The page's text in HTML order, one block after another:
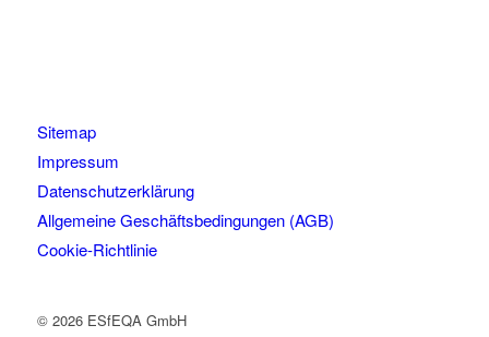
Sitemap
Impressum
Datenschutzerklärung
Allgemeine Geschäftsbedingungen (AGB)
Cookie-Richtlinie
© 2026 ESfEQA GmbH